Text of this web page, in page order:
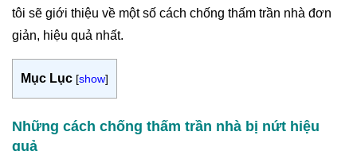
tôi sẽ giới thiệu về một số cách chống thấm trần nhà đơn
giản, hiệu quả nhất.
Mục Lục [show]
Những cách chống thấm trần nhà bị nứt hiệu
quả